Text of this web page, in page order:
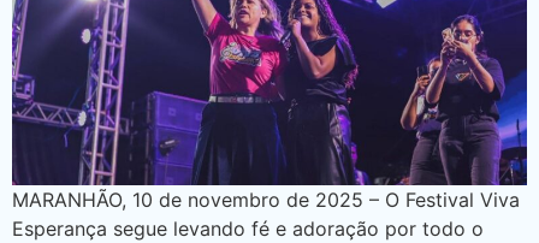
MARANHÃO, 10 de novembro de 2025 – O Festival Viva
Esperança segue levando fé e adoração por todo o